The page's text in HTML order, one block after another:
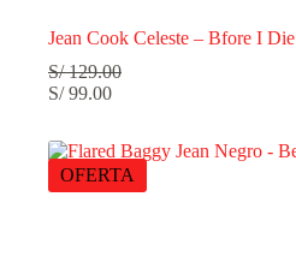
Jean Cook Celeste – Bfore I Die
S/129.00
S/99.00
OFERTA